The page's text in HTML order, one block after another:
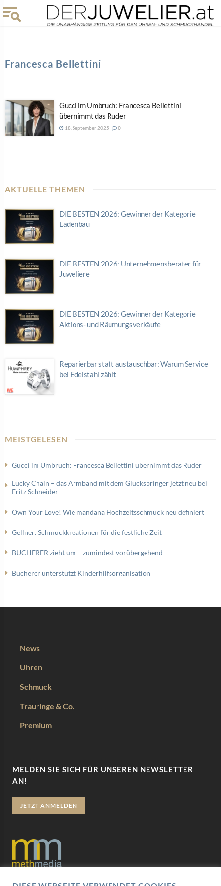
Francesca Bellettini
Gucci im Umbruch: Francesca Bellettini
übernimmt das Ruder
18. September 2025 0
AKTUELLE THEMEN
DIE BESTEN 2026: Gewinner der Kategorie
Ladenbau
DIE BESTEN 2026: Unternehmensberater für
Juweliere
DIE BESTEN 2026: Gewinner der Kategorie
Aktions- und Räumungsverkäufe
Reparierbar statt austauschbar: Warum Service
bei Edelstahl zählt
MEISTGELESEN
Gucci im Umbruch: Francesca Bellettini übernimmt das Ruder
Lucky Chain – das Armband mit dem Glücksbringer jetzt neu bei
Fritz Schneider
Own Your Love! Wie mandana Hochzeitsschmuck neu definiert
Gellner: Schmuckkreationen für die festliche Zeit
BUCHERER zieht um – zumindest vorübergehend
Bucherer unterstützt Kinderhilfsorganisation
News
Uhren
Schmuck
Trauringe & Co.
Premium
MELDEN SIE SICH FÜR UNSEREN NEWSLETTER
AN!
JETZT ANMELDEN